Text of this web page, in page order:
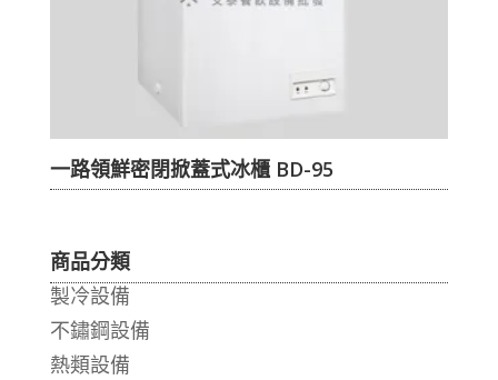
一路領鮮密閉掀蓋式冰櫃 BD-95
商品分類
製冷設備
不鏽鋼設備
熱類設備